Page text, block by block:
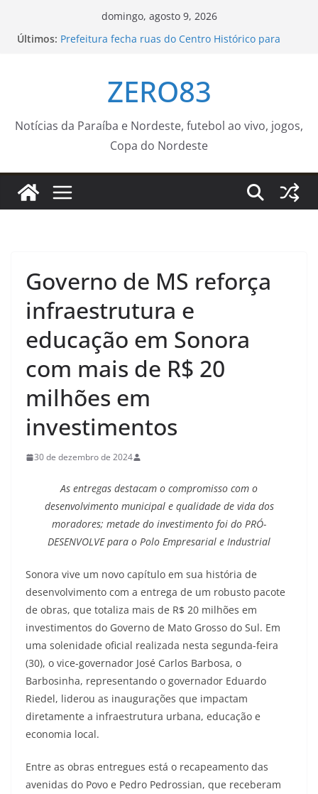
domingo, agosto 9, 2026
Últimos: Prefeitura fecha ruas do Centro Histórico para
Jovens negros do Rio e da Bahia recebem bolsa
para estudar no exterior
próxima semana – Agência de Notícias
Secretaria Municipal de Saúde incentiva homens
a cuidar da saúde antes e durante a paternidade
ZERO83
Notícias da Paraíba e Nordeste, futebol ao vivo, jogos,
Copa do Nordeste
Governo de MS reforça
infraestrutura e
educação em Sonora
com mais de R$ 20
milhões em
investimentos
30 de dezembro de 2024
As entregas destacam o compromisso com o
desenvolvimento municipal e qualidade de vida dos
moradores; metade do investimento foi do PRÓ-
DESENVOLVE para o Polo Empresarial e Industrial
Sonora vive um novo capítulo em sua história de
desenvolvimento com a entrega de um robusto pacote
de obras, que totaliza mais de R$ 20 milhões em
investimentos do Governo de Mato Grosso do Sul. Em
uma solenidade oficial realizada nesta segunda-feira
(30), o vice-governador José Carlos Barbosa, o
Barbosinha, representando o governador Eduardo
Riedel, liderou as inaugurações que impactam
diretamente a infraestrutura urbana, educação e
economia local.
Entre as obras entregues está o recapeamento das
avenidas do Povo e Pedro Pedrossian, que receberam